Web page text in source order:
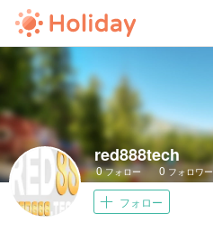
red888tech
0フォロー 0 フォロワー
フォロー